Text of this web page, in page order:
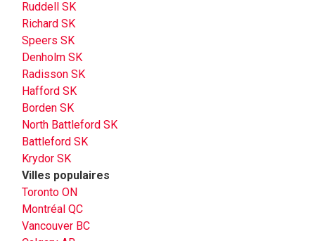
Ruddell SK
Richard SK
Speers SK
Denholm SK
Radisson SK
Hafford SK
Borden SK
North Battleford SK
Battleford SK
Krydor SK
Villes populaires
Toronto ON
Montréal QC
Vancouver BC